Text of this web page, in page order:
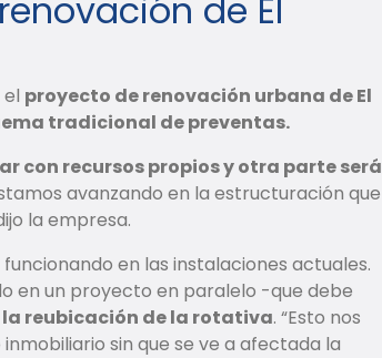
de El
proyecto de renovación urbana de El
tradicional de preventas.
con recursos propios y otra parte será
avanzando en la estructuración que
la empresa.
en las instalaciones actuales.
en un proyecto en paralelo -que debe
la reubicación de la rotativa. “Esto nos
sin que se ve a afectada la